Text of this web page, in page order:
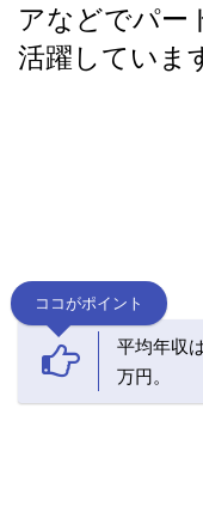
アなどでパー
活躍していま
ココがポイント
平均年収
万円。